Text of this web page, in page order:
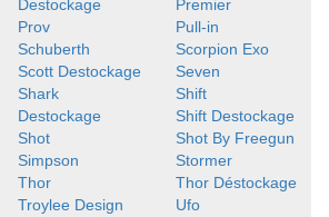
Destockage
Premier
Prov
Pull-in
Schuberth
Scorpion Exo
Scott Destockage
Seven
Shark
Destockage
Shift
Shift Destockage
Shot
Shot By Freegun
Simpson
Stormer
Thor
Thor Déstockage
Troylee Design
Ufo